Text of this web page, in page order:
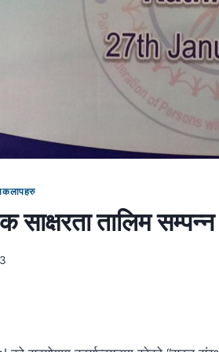
साक्षरता तालिम